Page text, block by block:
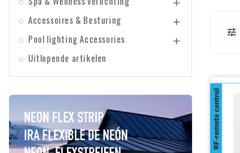

Accessoires & Besturing 
Pool lighting Accessories 
Uitlopende artikelen
